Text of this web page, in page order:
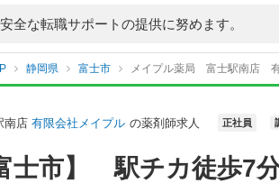
全な転職サポートの提供に努めます。
静岡県 富士市 メイプル薬局 富士駅南店 有
南店 有限会社メイプル の薬剤師求人 正社員
士市】 駅チカ徒歩7